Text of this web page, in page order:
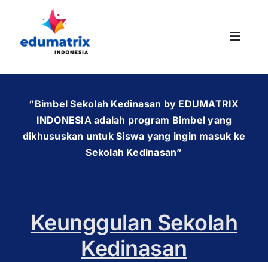
content
Toggle
“Bimbel Sekolah Kedinasan by EDUMATRIX
INDONESIA adalah program Bimbel yang
dikhususkan untuk Siswa yang ingin masuk ke
Sekolah Kedinasan”
Keunggulan Sekolah
Kedinasan